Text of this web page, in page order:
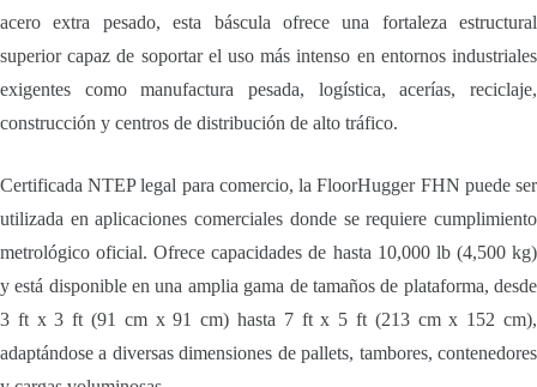
acero extra pesado, esta báscula ofrece una fortaleza estructural
superior capaz de soportar el uso más intenso en entornos industriales
exigentes como manufactura pesada, logística, acerías, reciclaje,
construcción y centros de distribución de alto tráfico.
Certificada NTEP legal para comercio, la FloorHugger FHN puede ser
utilizada en aplicaciones comerciales donde se requiere cumplimiento
metrológico oficial. Ofrece capacidades de hasta 10,000 lb (4,500 kg)
y está disponible en una amplia gama de tamaños de plataforma, desde
3 ft x 3 ft (91 cm x 91 cm) hasta 7 ft x 5 ft (213 cm x 152 cm),
adaptándose a diversas dimensiones de pallets, tambores, contenedores